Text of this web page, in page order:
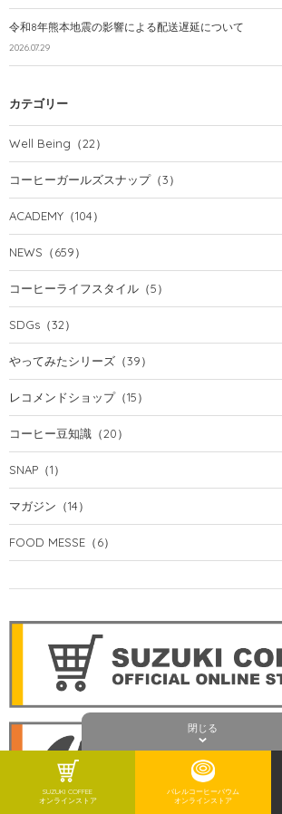
閉じる
SUZUKI COFFEE
オンラインストア
バレルコーヒーバウム
オンラインストア
令和8年熊本地震の影響による配送遅延について
2026.07.29
カテゴリー
Well Being （22）
コーヒーガールズスナップ（3）
ACADEMY （104）
NEWS （659）
コーヒーライフスタイル （5）
SDGs （32）
やってみたシリーズ （39）
レコメンドショップ（15）
コーヒー豆知識 （20）
SNAP （1）
マガジン （14）
FOOD MESSE （6）